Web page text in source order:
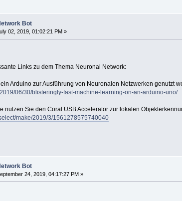
Bot
02, 2019, 01:02:21 PM »
Links zu dem Thema Neuronal Network:
Arduino zur Ausführung von Neuronalen Netzwerken genutzt
06/30/blisteringly-fast-machine-learning-on-an-arduino-uno/
nutzen Sie den Coral USB Accelerator zur lokalen
make/2019/3/1561278575740040
Bot
24, 2019, 04:17:27 PM »